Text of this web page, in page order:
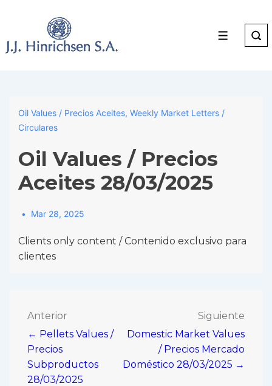
Main
Menu
Oil Values / Precios Aceites, Weekly Market Letters /
Circulares
Oil Values / Precios
Aceites 28/03/2025
Mar 28, 2025
Clients only content / Contenido exclusivo para
clientes
Navegación
de
entradas
Anterior
← Pellets Values /
Precios
Subproductos
28/03/2025
Siguiente
Domestic Market Values
/ Precios Mercado
Doméstico 28/03/2025 →